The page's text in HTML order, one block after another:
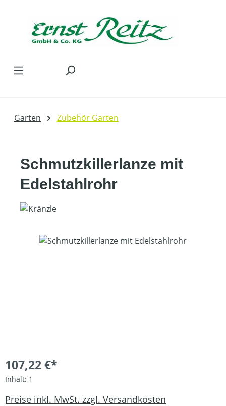
Garten Zubehör Garten
Schmutzkillerlanze mit
Edelstahlrohr
Bildergalerie überspringen
107,22 €*
Inhalt: 1
Preise inkl. MwSt. zzgl. Versandkosten